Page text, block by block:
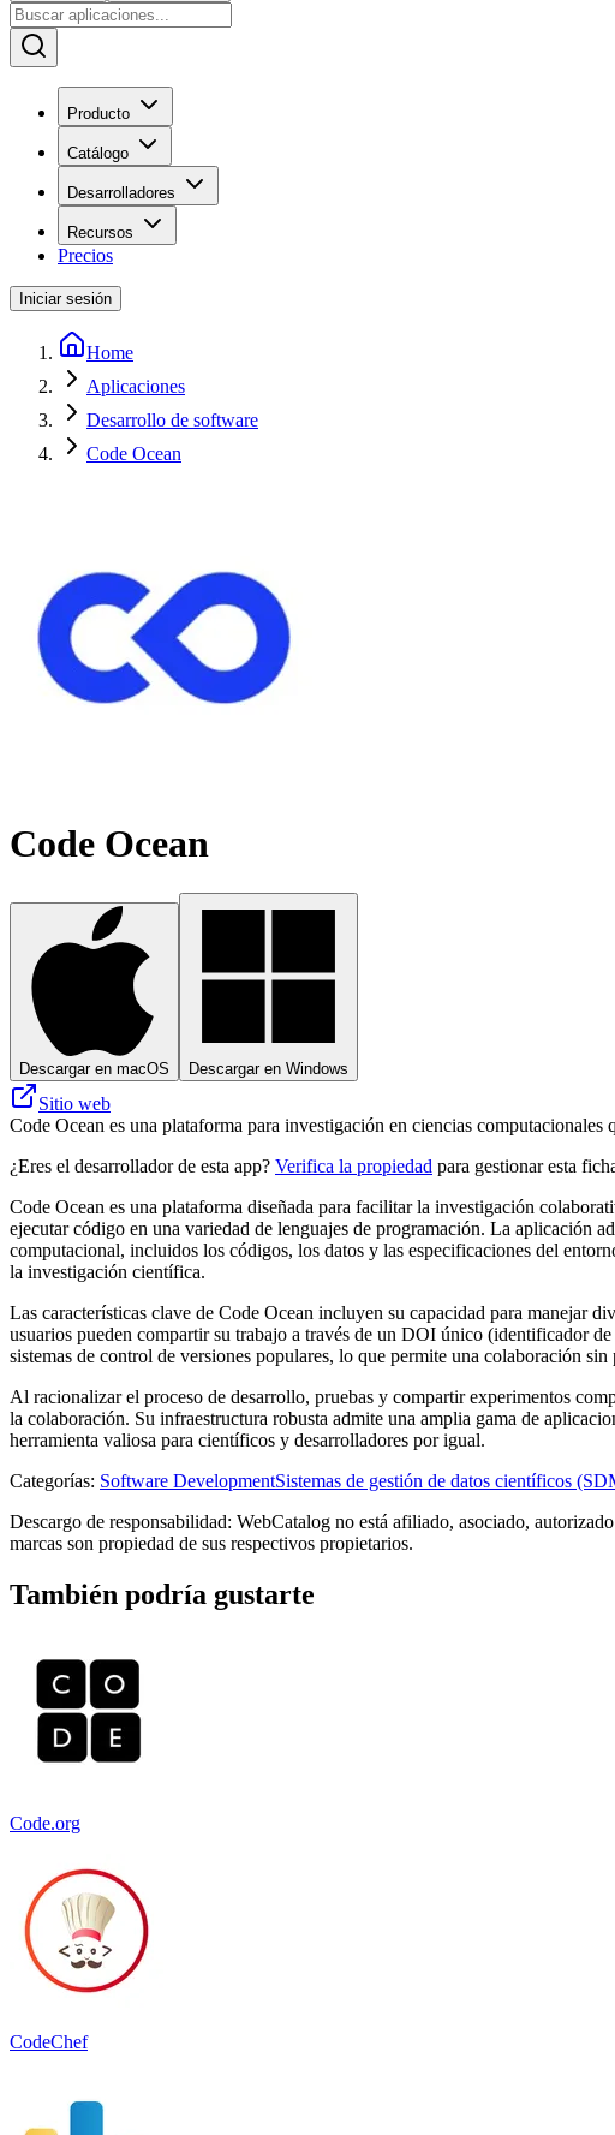
Producto
Catálogo
Desarrolladores
Recursos
Precios
Iniciar sesión
Home
Aplicaciones
Desarrollo de software
Code Ocean
Code Ocean
Descargar en macOS Descargar en Windows
Sitio web
Code Ocean es una plataforma para investigación en ciencias
¿Eres el desarrollador de esta app? Verifica la propiedad para gestionar esta
Code Ocean es una plataforma diseñada para facilitar la investigación
ejecutar código en una variedad de lenguajes de programación. La aplicación
computacional, incluidos los códigos, los datos y las especificaciones del
la investigación científica.
Las características clave de Code Ocean incluyen su capacidad para manejar
usuarios pueden compartir su trabajo a través de un DOI único (identificador
sistemas de control de versiones populares, lo que permite una colaboración
Al racionalizar el proceso de desarrollo, pruebas y compartir experimentos
la colaboración. Su infraestructura robusta admite una amplia gama de
herramienta valiosa para científicos y desarrolladores por igual.
Categorías: Software DevelopmentSistemas de gestión de datos científicos
Descargo de responsabilidad: WebCatalog no está afiliado, asociado,
marcas son propiedad de sus respectivos propietarios.
También podría gustarte
Code.org
CodeChef